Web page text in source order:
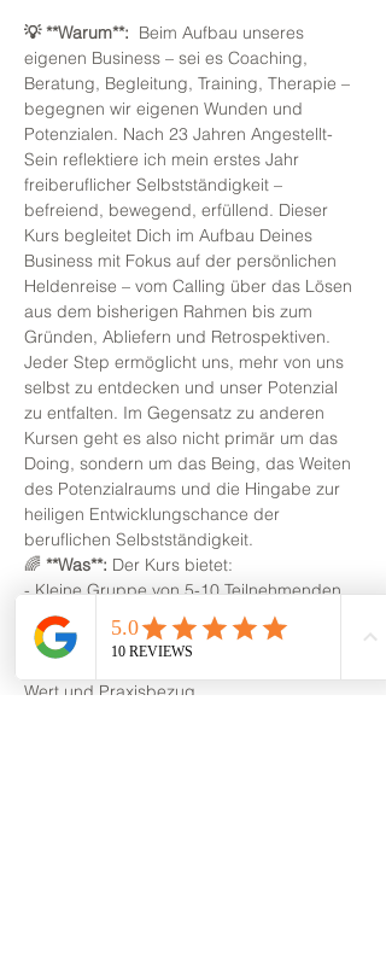
💡 **Warum**: Beim Aufbau unseres
eigenen Business – sei es Coaching,
Beratung, Begleitung, Training, Therapie –
begegnen wir eigenen Wunden und
Potenzialen. Nach 23 Jahren Angestellt-
Sein reflektiere ich mein erstes Jahr
freiberuflicher Selbstständigkeit –
befreiend, bewegend, erfüllend. Dieser
Kurs begleitet Dich im Aufbau Deines
Business mit Fokus auf der persönlichen
Heldenreise – vom Calling über das Lösen
aus dem bisherigen Rahmen bis zum
Gründen, Abliefern und Retrospektiven.
Jeder Step ermöglicht uns, mehr von uns
selbst zu entdecken und unser Potenzial
zu entfalten. Im Gegensatz zu anderen
Kursen geht es also nicht primär um das
Doing, sondern um das Being, das Weiten
des Potenzialraums und die Hingabe zur
heiligen Entwicklungschance der
beruflichen Selbstständigkeit.
🌈 **Was**: Der Kurs bietet:
- Kleine Gruppe von 5-10 Teilnehmenden
- Online-Kurs mit festen 120-minütigen
Terminen
- Co-kreative Sitzungsgestaltung für hohen
Wert und Praxisbezug